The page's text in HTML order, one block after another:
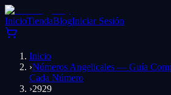
InicioTiendaBlogIniciar Sesión
Inicio
›Números Angelicales — Guía
Cada Número
›2929